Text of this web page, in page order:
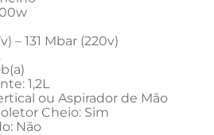
– 131 Mbar (220v)
1,2L
ou Aspirador de Mão
Cheio: Sim
Não